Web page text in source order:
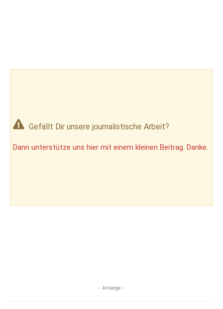
Gefällt Dir unsere journalistische Arbeit?
Dann unterstütze uns hier mit einem kleinen Beitrag. Danke.
- Anzeige -